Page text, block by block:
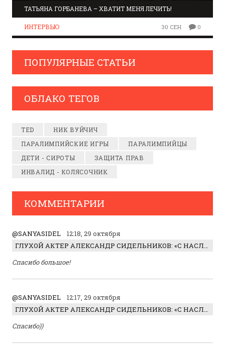
ТАТЬЯНА ГОРБАНЕВА – ХВАТИТ МЕНЯ ЛЕЧИТЬ!
ИНТЕРВЬЮ 30 СЕН 0
ПОПУЛЯРНЫЕ СТАТЬИ
ОБЛАКО ТЕГОВ
TED
НИК ВУЙЧИЧ
ПАРАЛИМПИЙСКИЕ ИГРЫ
ПАРАЛИМПИЙЦЫ
ДЕТИ - СИРОТЫ
ЗАЩИТА ПРАВ
ИНВАЛИД - КОЛЯСОЧНИК
КОММЕНТАРИИ
@SANYASIDEL
12:18, 29 октября
ГЛУХОЙ АКТЕР АЛЕКСАНДР СИДЕЛЬНИКОВ: «С НАСЛАЖДЕНИЕМ ИГРАЛ ОТРИЦАТЕЛЬНОГО ГЕРОЯ!»
Спасибо большое!
@SANYASIDEL
12:17, 29 октября
ГЛУХОЙ АКТЕР АЛЕКСАНДР СИДЕЛЬНИКОВ: «С НАСЛАЖДЕНИЕМ ИГРАЛ ОТРИЦАТЕЛЬНОГО ГЕРОЯ!»
Спасибо))